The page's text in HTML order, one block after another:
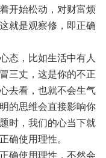
开始松动，对财富烦
就是观察修，即正确
态，比如生活中有人
三丈，这是你的不正
去看，也就不会生气
的思维会直接影响你
时，我们的心当下就
确使用理性。
确使用理性，不然会